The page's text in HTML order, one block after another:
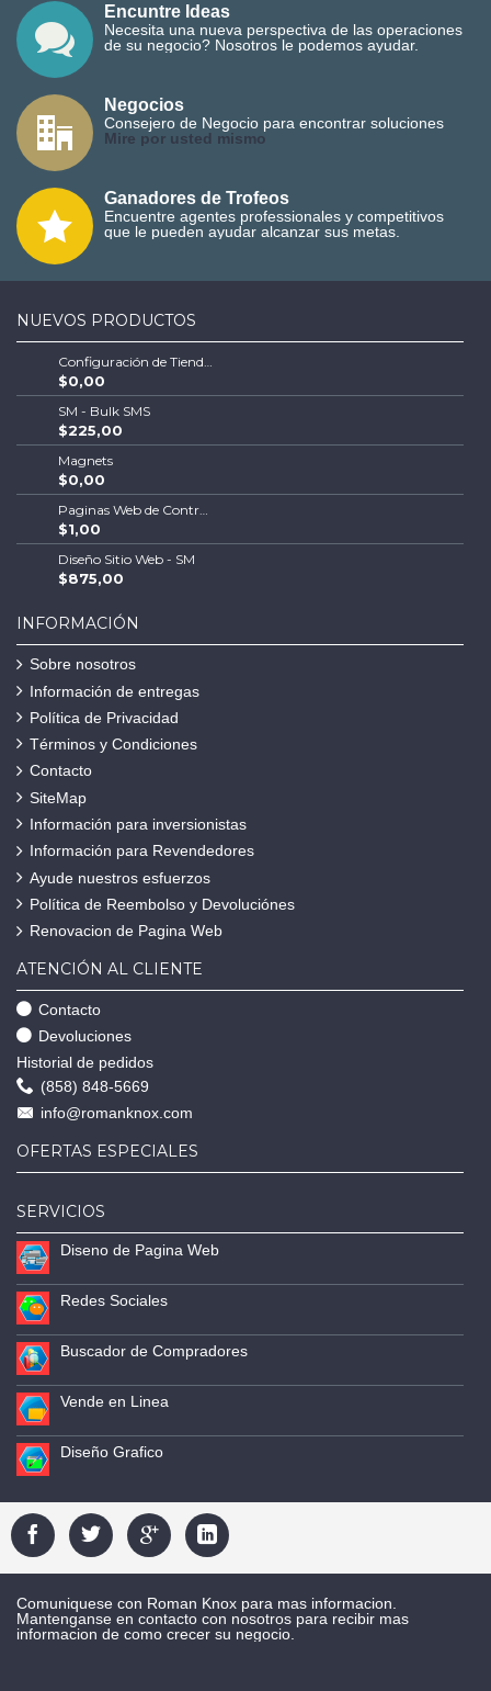
Encuntre Ideas
Necesita una nueva perspectiva de las operaciones
de su negocio? Nosotros le podemos ayudar.
Negocios
Consejero de Negocio para encontrar soluciones
Mire por usted mismo
Ganadores de Trofeos
Encuentre agentes professionales y competitivos
que le pueden ayudar alcanzar sus metas.
NUEVOS PRODUCTOS
Configuración de Tienda Shopify | Soluciones Escalables de Comercio Electrónico
$0,00
SM - Bulk SMS
$225,00
Magnets
$0,00
Paginas Web de Contratistas
$1,00
Diseño Sitio Web - SM
$875,00
INFORMACIÓN
Sobre nosotros
Información de entregas
Política de Privacidad
Términos y Condiciones
Contacto
SiteMap
Información para inversionistas
Información para Revendedores
Ayude nuestros esfuerzos
Política de Reembolso y Devoluciónes
Renovacion de Pagina Web
ATENCIÓN AL CLIENTE
Contacto
Devoluciones
Historial de pedidos
(858) 848-5669
info@romanknox.com
OFERTAS ESPECIALES
SERVICIOS
Diseno de Pagina Web
Redes Sociales
Buscador de Compradores
Vende en Linea
Diseño Grafico
Comuniquese con Roman Knox para mas informacion.
Mantenganse en contacto con nosotros para recibir mas
informacion de como crecer su negocio.